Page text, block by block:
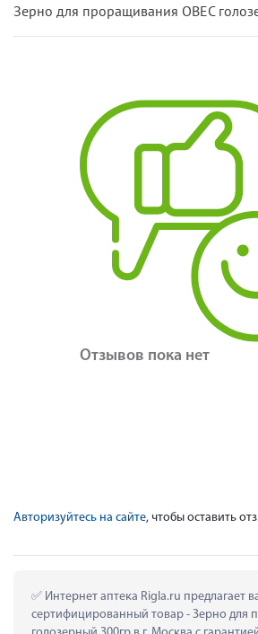
Зерно для проращивания ОВЕС
Отзывов пока нет
Авторизуйтесь на сайте, чтобы оставить
Интернет аптека Rigla.ru предлагает
сертифицированный товар - Зерно для